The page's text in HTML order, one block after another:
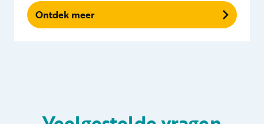
Ontdek meer